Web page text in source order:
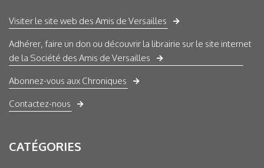
Visiter le site web des Amis de Versailles
Adhérer, faire un don ou découvrir la librairie sur le site internet
de la Société des Amis de Versailles
Abonnez-vous aux Chroniques
Contactez-nous
CATÉGORIES